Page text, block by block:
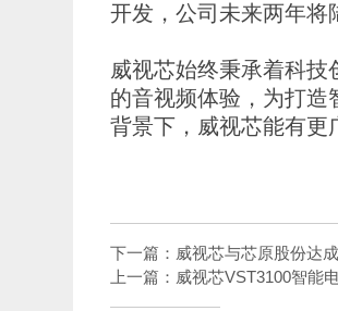
开发，公司未来两年将
威视芯始终秉承着科
的音视频体验，为打造
背景下，威视芯能有更
下一篇： 威视芯与芯原股份达
上一篇： 威视芯VST3100智能